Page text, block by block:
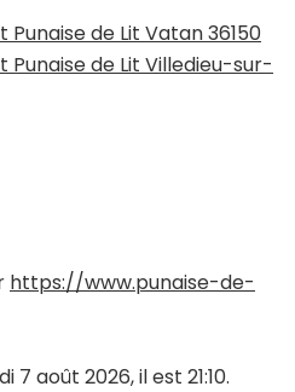
de Lit Vatan 36150
de Lit Villedieu-sur-
https://www.punaise-de-
août 2026, il est 21:10.